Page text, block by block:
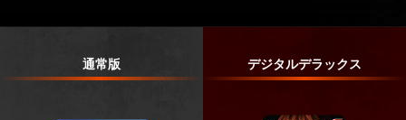
通常版 デジタルデラックス